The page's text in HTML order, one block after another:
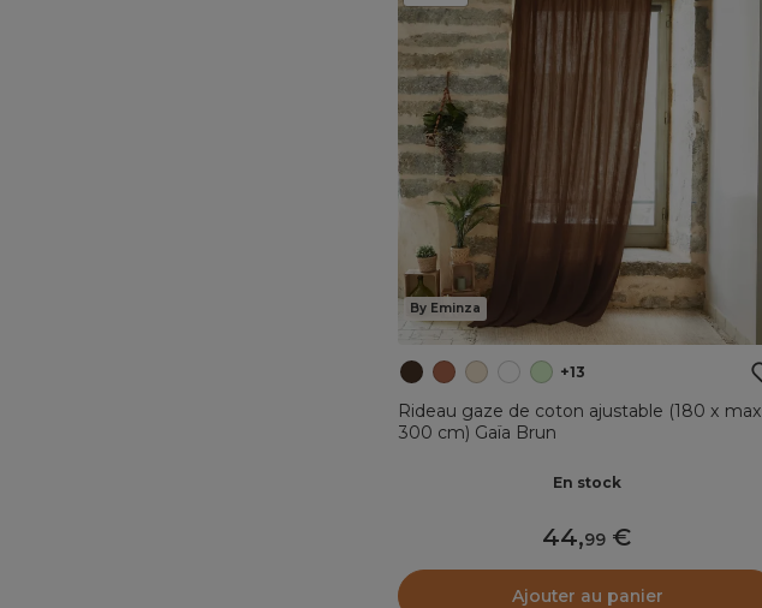
By Eminza
+13
Rideau gaze de coton ajustable (180 x max
300 cm) Gaïa Brun
En stock
44,99
Ajouter au panier